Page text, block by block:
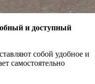
и доступный
собой удобное и
самостоятельно